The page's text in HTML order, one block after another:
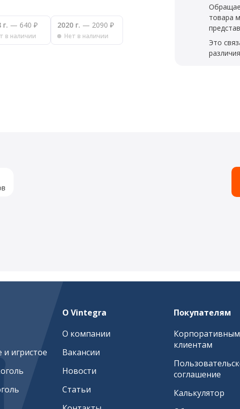
г. — 640 ₽
в наличии
2020 г. — 2090 ₽
Нет в наличии
товара
Это
игристое
О Vintegra
О компании
Вакансии
Новости
Статьи
Покупателям
Корпоративным
клиентам
соглашение
Калькулятор